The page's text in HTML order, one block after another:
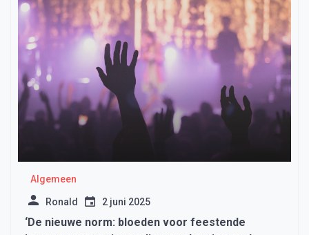
Algemeen
Ronald 2 juni 2025
‘De nieuwe norm: bloeden voor feestende